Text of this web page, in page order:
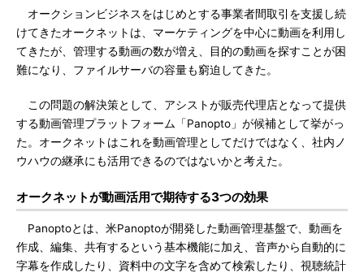
オークションビジネスをはじめとする事業者間取引を支援し続
けてきたオークネットは、マーケティングを中心に動画を利用し
てきたが、管理する動画の数が増え、目的の動画を探すことが困
難になり、ファイルサーバの容量も窮迫してきた。
この問題の解決策として、アシストが販売代理店となって提供
する動画管理プラットフォーム「Panopto」が候補として挙がっ
た。オークネットはこれを動画管理としてだけではなく、社内ノ
ウハウの継承にも活用できるのではないかと考えた。
オークネットが動画活用で期待する3つの効果
Panoptoとは、米Panoptoが開発した動画管理基盤で、動画を
作成、編集、共有するという基本機能に加え、音声から自動的に
字幕を作成したり、資料中の文字を含めて検索したり、視聴統計